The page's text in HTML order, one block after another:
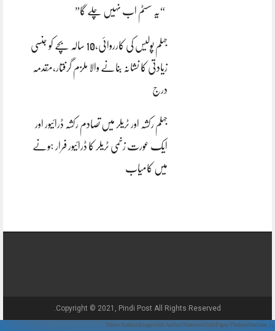
“یہ سسٹم اب نہیں چلے گا”
جہلم پولیس کی کارروائی،10 سالہ بچے کو جنسی
زیادتی کا نشانہ بنانے والا ملزم گرفتار،مقدمہ
درج
جہلم رکشہ اور ٹریلر میں تصادم رکشہ ڈرائیور اور
ایک عورت زخمی ٹریلر کا ڈرائیور فرار ہونے
میں کامیاب
Copyright © 2021, Pindi Post All Rights Reserved.
// Show Author Image with Author Name in UrduPaper Theme function